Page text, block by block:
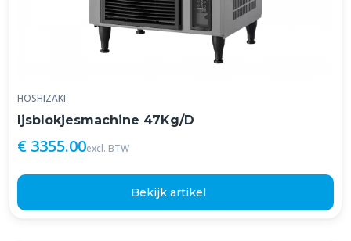
HOSHIZAKI
Ijsblokjesmachine 47Kg/D
€ 3355.00excl. BTW
Bekijk artikel